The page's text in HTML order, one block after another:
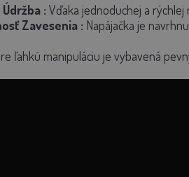
: Vďaka jednoduchej a
Zavesenia : Napájačka je
ľahkú manipuláciu je vybavená